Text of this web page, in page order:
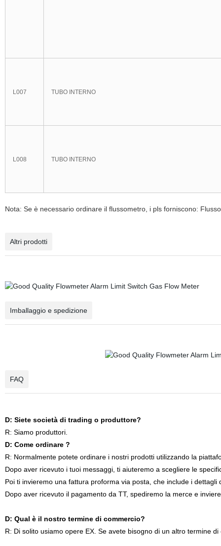
L007 TUBO INTERNO
L008 TUBO INTERNO
Nota: Se è necessario ordinare il flussometro, i pls forniscono:
Altri prodotti
Imballaggio e spedizione
FAQ
D: Siete società di trading o produttore?
R: Siamo produttori.
D: Come ordinare ?
R: Normalmente potete ordinare i nostri prodotti utilizzando la
Dopo aver ricevuto i tuoi messaggi, ti aiuteremo a scegliere le
Poi ti invieremo una fattura proforma via posta, che include i
Dopo aver ricevuto il pagamento da TT, spediremo la merce e
D: Qual è il nostro termine di commercio?
R: Di solito usiamo opere EX. Se avete bisogno di un altro termine